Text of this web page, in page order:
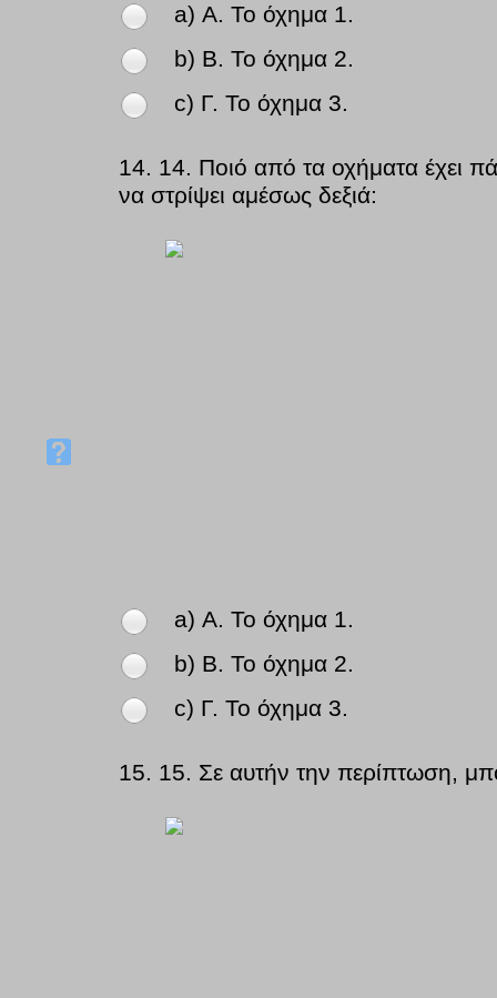
a) Α. Το όχημα 1.
b) Β. Το όχημα 2.
c) Γ. Το όχημα 3.
14. 14. Ποιό από τα οχήματα έχει
να στρίψει αμέσως δεξιά:
a) Α. Το όχημα 1.
b) Β. Το όχημα 2.
c) Γ. Το όχημα 3.
15. 15. Σε αυτήν την περίπτωση,